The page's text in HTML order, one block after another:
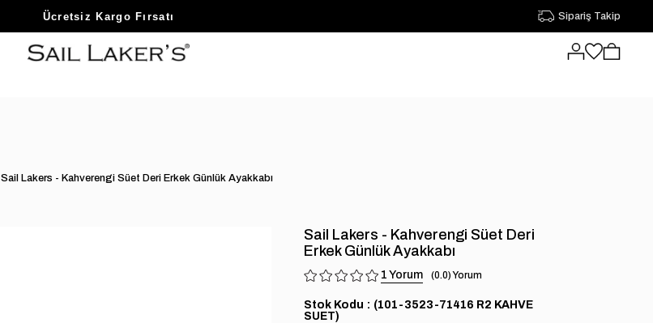
Sezon Sonu Fırsatlarını Keşfet
Ücretsiz Kargo Fırsatı Sipariş Takip
Sail Lakers - Kahverengi Süet Deri Erkek Günlük Ayakkabı
Sail Lakers - Kahverengi Süet Deri
Erkek Günlük Ayakkabı
1 0.0
Stok Kodu
(101-3523-71416 R2 KAHVE
SUET)